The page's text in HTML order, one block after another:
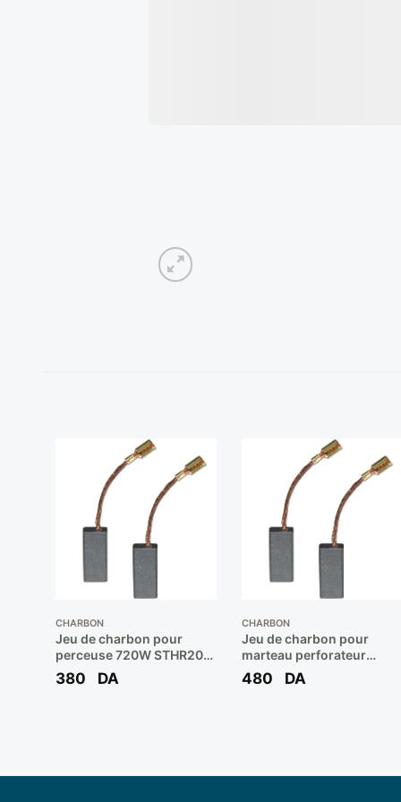
CHARBON
Jeu de charbon pour
perceuse 720W STHR202
Réf: 4030106003 **
STANLEY
380 DA
CHARBON
Jeu de charbon pour
marteau perforateur
STHR263 Réf: 1004518-50
** STANLEY
480 DA